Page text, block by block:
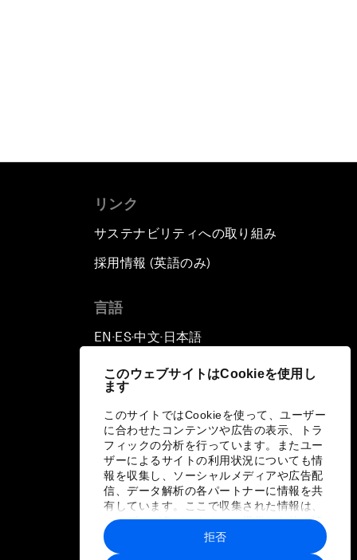
このウェブサイトはCookieを使用し
ます
このサイトではCookieを使って、ユーザー
に合わせたコンテンツや広告の表示、トラ
フィックの分析を行っています。またユー
ザーによるサイトの利用状況についても情
報を収集し、ソーシャルメディアや広告配
信、データ解析の各パートナーに情報を共
有しています。ここで収集された情報は、
ユーザーが各パートナーに提供した他の情
報や各パートナーのサービスを使用した際
に収集された情報と組み合わされ、各パー
拒否
リンク
サステナビリティへの取り組み
採用情報 (英語のみ)
言語
EN ▪ ES▪中文▪ 日本語